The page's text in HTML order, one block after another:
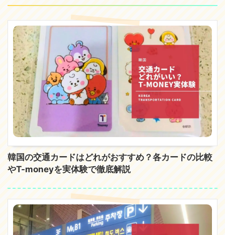
韓国の交通カードはどれがおすすめ？各カードの比較
やT-moneyを実体験で徹底解説